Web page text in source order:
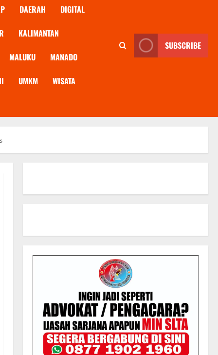
DAERAH DIGITAL
KALIMANTAN
MALUKU MANADO
UMKM WISATA
SUBSCRIBE